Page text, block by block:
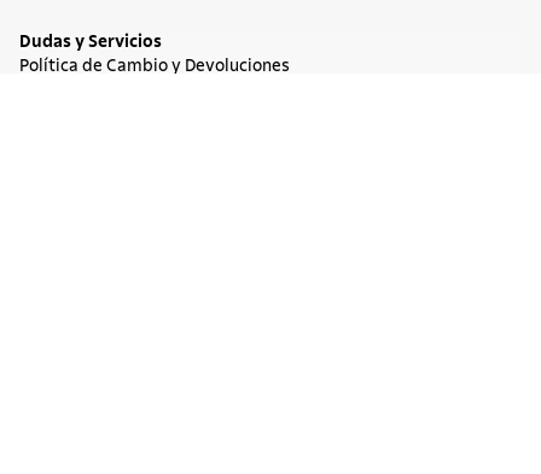
Dudas y Servicios
Política de Cambio y Devoluciones